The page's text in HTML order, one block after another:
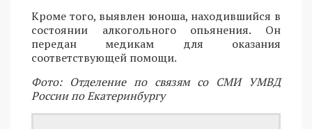
Кроме того, выявлен юноша, находившийся в
состоянии алкогольного опьянения. Он
передан медикам для оказания
соответствующей помощи.
Фото: Отделение по связям со СМИ УМВД
России по Екатеринбургу